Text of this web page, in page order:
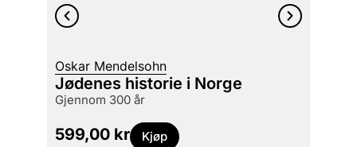
Oskar Mendelsohn
Jødenes historie i Norge
gjennom 300 år
599,00 kr Kjøp